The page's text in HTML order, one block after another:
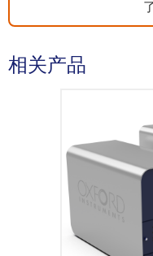
相关产品
X-Pulse 是采
带台式核磁共
宽频X-核能
温特性，波